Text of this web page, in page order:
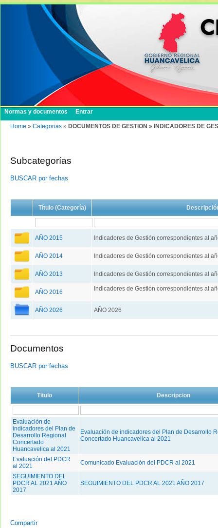
Normas y documentos Entrar
Home » Categorias » DOCUMENTOS DE GESTION » INDICADORES DE
Subcategorías
BUSCAR por fechas
Título (Categoría)
AÑO 2015 Indicadores de Gestión correspondientes al
AÑO 2014 Indicadores de Gestión correspondientes al
AÑO 2013 Indicadores de Gestión correspondientes al
AÑO 2016 Indicadores de Gestión correspondientes al
AÑO 2026 AÑO 2026
Documentos
BUSCAR por fechas
Titulo Descripcion
Evaluación de
indicadores del Plan de
Desarrollo Regional
Concertado
Huancavelica al 2021
Evaluación de indicadores del Plan de Desarrollo
Concertado Huancavelica al 2021
Evaluación del PDCR
al 2021
Comunicado Evaluación del PDCR al 2021
SEGUIMIENTO DEL
PDCR AL 2021 AÑO
2017
SEGUIMIENTO DEL PDCR AL 2021 AÑO 2017
Compartir